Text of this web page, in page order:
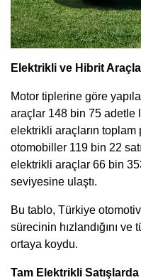
Elektrikli ve Hibrit
Motor tiplerine göre
araçlar 148 bin 75 adetle
elektrikli araçların
otomobiller 119 bin 22
elektrikli araçlar 66 bin
seviyesine ulaştı.
Bu tablo, Türkiye
sürecinin hızlandığını
ortaya koydu.
Tam Elektrikli Satışlarda